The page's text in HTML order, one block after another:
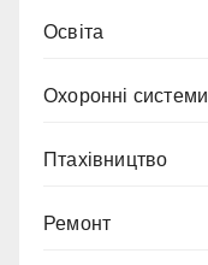
Освіта
Охоронні системи
Птахівництво
Ремонт